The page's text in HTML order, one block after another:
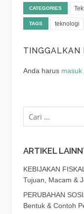
CATEGORIES
TAGS teknologi
TINGGALKAN
Anda harus masuk
Cari
untuk:
ARTIKEL
KEBIJAKAN
Tujuan, Macam &
PERUBAHAN
Bentuk & Contoh